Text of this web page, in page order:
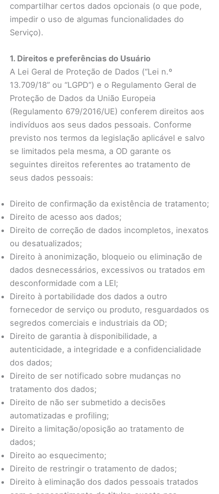
compartilhar certos dados opcionais (o que pode,
impedir o uso de algumas funcionalidades do
Serviço).
1. Direitos e preferências do Usuário
A Lei Geral de Proteção de Dados (“Lei n.º
13.709/18” ou “LGPD”) e o Regulamento Geral de
Proteção de Dados da União Europeia
(Regulamento 679/2016/UE) conferem direitos aos
indivíduos aos seus dados pessoais. Conforme
previsto nos termos da legislação aplicável e salvo
se limitados pela mesma, a OD garante os
seguintes direitos referentes ao tratamento de
seus dados pessoais:
Direito de confirmação da existência de tratamento;
Direito de acesso aos dados;
Direito de correção de dados incompletos, inexatos
ou desatualizados;
Direito à anonimização, bloqueio ou eliminação de
dados desnecessários, excessivos ou tratados em
desconformidade com a LEI;
Direito à portabilidade dos dados a outro
fornecedor de serviço ou produto, resguardados os
segredos comerciais e industriais da OD;
Direito de garantia à disponibilidade, a
autenticidade, a integridade e a confidencialidade
dos dados;
Direito de ser notificado sobre mudanças no
tratamento dos dados;
Direito de não ser submetido a decisões
automatizadas e profiling;
Direito a limitação/oposição ao tratamento de
dados;
Direito ao esquecimento;
Direito de restringir o tratamento de dados;
Direito à eliminação dos dados pessoais tratados